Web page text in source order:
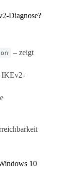
Diagnose?
– zeigt
IKEv2-
10